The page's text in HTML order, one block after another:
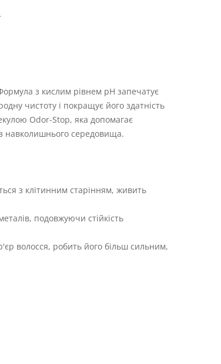
з кислим рівнем pH запечатує
чистоту і покращує його здатність
Odor-Stop, яка допомагає
навколишнього середовища.
з клітинним старінням, живить
подовжуючи стійкість
волосся, робить його більш сильним,